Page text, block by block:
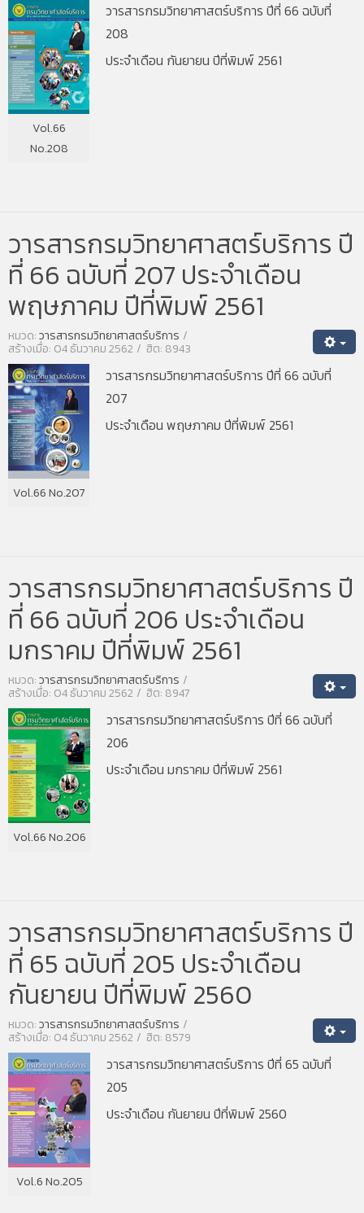
Vol.66
No.208
วารสารกรมวิทยาศาสตร์บริการ ปีที่ 66 ฉบับที่
208
ประจำเดือน กันยายน ปีที่พิมพ์ 2561
วารสารกรมวิทยาศาสตร์บริการ ปี
ที่ 66 ฉบับที่ 207 ประจำเดือน
พฤษภาคม ปีที่พิมพ์ 2561
หมวด:วารสารกรมวิทยาศาสตร์บริการ
สร้างเมื่อ: 04 ธันวาคม 2562 ฮิต: 8943
Vol.66 No.207
วารสารกรมวิทยาศาสตร์บริการ ปีที่ 66 ฉบับที่
207
ประจำเดือน พฤษภาคม ปีที่พิมพ์ 2561
วารสารกรมวิทยาศาสตร์บริการ ปี
ที่ 66 ฉบับที่ 206 ประจำเดือน
มกราคม ปีที่พิมพ์ 2561
หมวด:วารสารกรมวิทยาศาสตร์บริการ
สร้างเมื่อ: 04 ธันวาคม 2562 ฮิต: 8947
Vol.66 No.206
วารสารกรมวิทยาศาสตร์บริการ ปีที่ 66 ฉบับที่
206
ประจำเดือน มกราคม ปีที่พิมพ์ 2561
วารสารกรมวิทยาศาสตร์บริการ ปี
ที่ 65 ฉบับที่ 205 ประจำเดือน
กันยายน ปีที่พิมพ์ 2560
หมวด:วารสารกรมวิทยาศาสตร์บริการ
สร้างเมื่อ: 04 ธันวาคม 2562 ฮิต: 8579
Vol.6 No.205
วารสารกรมวิทยาศาสตร์บริการ ปีที่ 65 ฉบับที่
205
ประจำเดือน กันยายน ปีที่พิมพ์ 2560